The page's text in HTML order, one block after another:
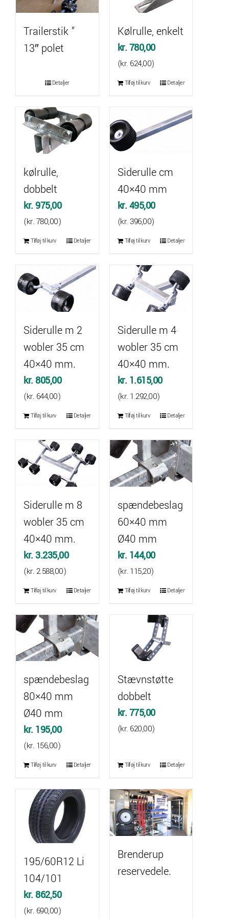
Trailerstik ”
13″ polet
Detaljer
Kølrulle, enkelt
kr.780,00
(kr. 624,00)
Tilføj til kurv Detaljer
kølrulle,
dobbelt
kr.975,00
(kr.780,00)
Tilføj til kurv Detaljer
Siderulle cm
40×40 mm
kr.495,00
(kr.396,00)
Tilføj til kurv Detaljer
Siderulle m 2
wobler 35 cm
40×40 mm.
kr. 805,00
(kr. 644,00)
Tilføj til kurv Detaljer
Siderulle m 4
wobler 35 cm
40×40 mm.
kr. 1.615,00
(kr. 1.292,00)
Tilføj til kurv Detaljer
Siderulle m 8
wobler 35 cm
40×40 mm.
kr. 3.235,00
(kr. 2.588,00)
Tilføj til kurv Detaljer
spændebeslag
60×40 mm
Ø40 mm
kr. 144,00
(kr. 115,20)
Tilføj til kurv Detaljer
spændebeslag
80×40 mm
Ø40 mm
kr. 195,00
(kr. 156,00)
Tilføj til kurv Detaljer
Stævnstøtte
dobbelt
kr.775,00
(kr. 620,00)
Tilføj til kurv Detaljer
195/60R12 Li
104/101
kr. 862,50
(kr. 690,00)
Brenderup
reservedele.